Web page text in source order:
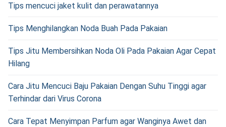
Tips mencuci jaket kulit dan perawatannya
Tips Menghilangkan Noda Buah Pada Pakaian
Tips Jitu Membersihkan Noda Oli Pada Pakaian Agar Cepat
Hilang
Cara Jitu Mencuci Baju Pakaian Dengan Suhu Tinggi agar
Terhindar dari Virus Corona
Cara Tepat Menyimpan Parfum agar Wanginya Awet dan